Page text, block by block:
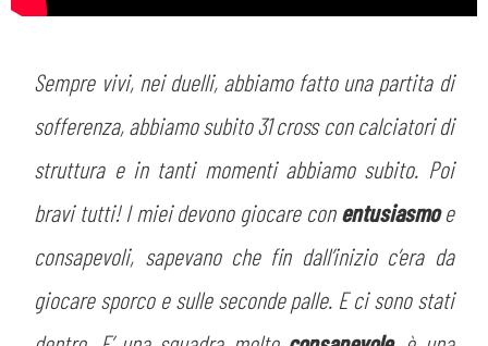
Sempre vivi, nei duelli, abbiamo fatto una partita di
sofferenza, abbiamo subito 31 cross con calciatori di
struttura e in tanti momenti abbiamo subito. Poi
bravi tutti! I miei devono giocare conentusiasmoe
consapevoli, sapevano che fin dall’inizio c’era da
giocare sporco e sulle seconde palle. E ci sono stati